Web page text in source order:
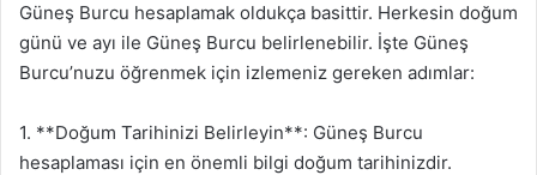
Güneş Burcu hesaplamak oldukça basittir. Herkesin doğum
günü ve ayı ile Güneş Burcu belirlenebilir. İşte Güneş
Burcu’nuzu öğrenmek için izlemeniz gereken adımlar:
1. **Doğum Tarihinizi Belirleyin**: Güneş Burcu
hesaplaması için en önemli bilgi doğum tarihinizdir.